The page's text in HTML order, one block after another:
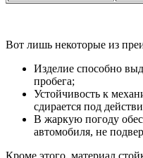
Вот лишь некоторые из
Изделие способно
пробега;
Устойчивость к
сдирается под
В жаркую погоду
автомобиля, не
Кроме этого, материал